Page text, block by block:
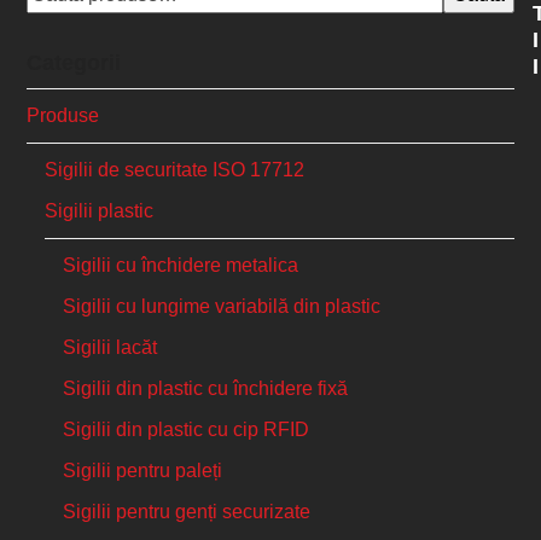
Produse
Sigilii de securitate ISO 17712
Sigilii plastic
Sigilii cu închidere metalica
Sigilii cu lungime variabilă din plastic
Sigilii lacăt
Sigilii din plastic cu închidere fixă
Sigilii din plastic cu cip RFID
Sigilii pentru paleți
Sigilii pentru genți securizate
I
I